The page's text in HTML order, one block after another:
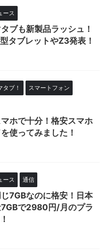
ース
ブも新製品ラッシュ！
タブレットやZ3発表！
タブ！ スマートフォン
ホで十分！格安スマホ
使ってみました！
ース 通信
7GBなのに格安！日本
で2980円/月のプラ